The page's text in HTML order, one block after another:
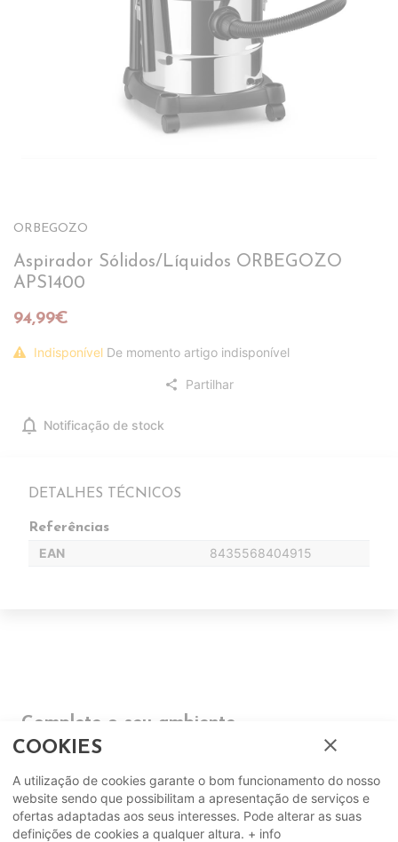
ORBEGOZO
Aspirador Sólidos/Líquidos ORBEGOZO
APS1400
94,99€
Indisponível De momento artigo indisponível
share Partilhar
notifications Notificação de stock
DETALHES TÉCNICOS
Referências
EAN 8435568404915
Complete o seu ambiente
SUGERIDOS
COOKIES close
A utilização de cookies garante o bom funcionamento do nosso
website sendo que possibilitam a apresentação de serviços e
ofertas adaptadas aos seus interesses. Pode alterar as suas
definições de cookies a qualquer altura. + info